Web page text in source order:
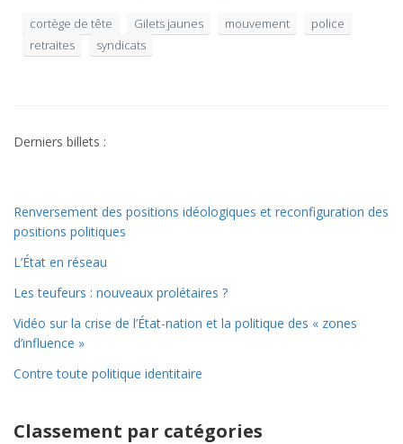
cortège de tête Gilets jaunes mouvement
police
retraites
syndicats
Derniers billets :
Renversement des positions idéologiques et reconfiguration des
positions politiques
L’État en réseau
Les teufeurs : nouveaux prolétaires ?
Vidéo sur la crise de l’État-nation et la politique des « zones
d’influence »
Contre toute politique identitaire
Classement par catégories